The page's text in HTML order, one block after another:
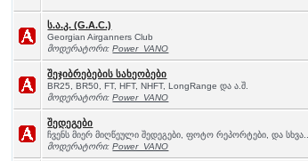
ს.ა.კ. (G.A.C.)
Georgian Airganners Club
მოდერატორი:Power_VANO
შეჯიბრებების სახეობები
BR25, BR50, FT, HFT, NHFT, LongRange და ა.შ.
მოდერატორი:Power_VANO
შედეგები
ჩვენს მიერ მიღწეული შედეგები, ფოტო რეპორტები, და სხვა...
მოდერატორი:Power_VANO